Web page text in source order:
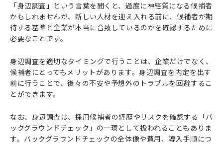
「身辺調査」という言葉を聞くと、過度に神経質になる候補者
かもしれませんが、新しい人材を迎え入れる前に、候補者が期
待する基準と企業が本当に合致しているのかを確認するために
必要なことです。
身辺調査を適切なタイミングで行うことは、企業だけでなく、
候補者にとってもメリットがあります。身辺調査を内定を出す
前に行うことで、後々の不安や予想外のトラブルを回避するこ
とができます。
なお、身辺調査は、採用候補者の経歴やリスクを確認する「バ
ックグラウンドチェック」の一環として扱われることもありま
す。バックグラウンドチェックの全体像や費用、導入手順につ